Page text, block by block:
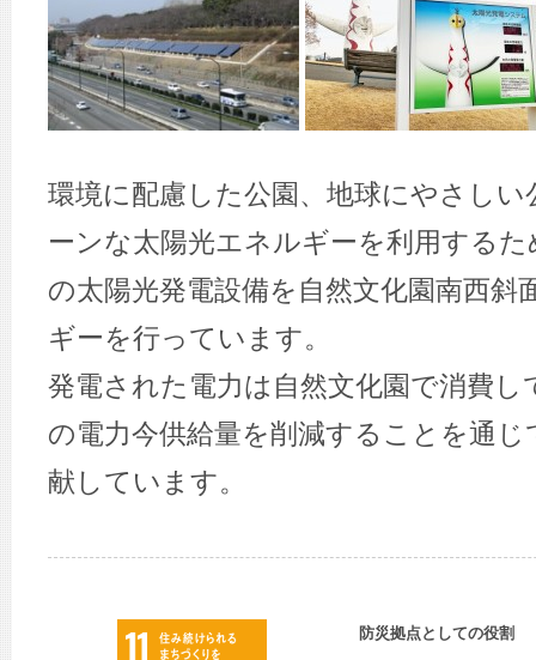
環境に配慮した公園、地球にやさし
ーンな太陽光エネルギーを利用する
の太陽光発電設備を自然文化園南西斜
ギーを行っています。
発電された電力は自然文化園で消費し
の電力今供給量を削減することを通じ
献しています。
防災拠点としての役割